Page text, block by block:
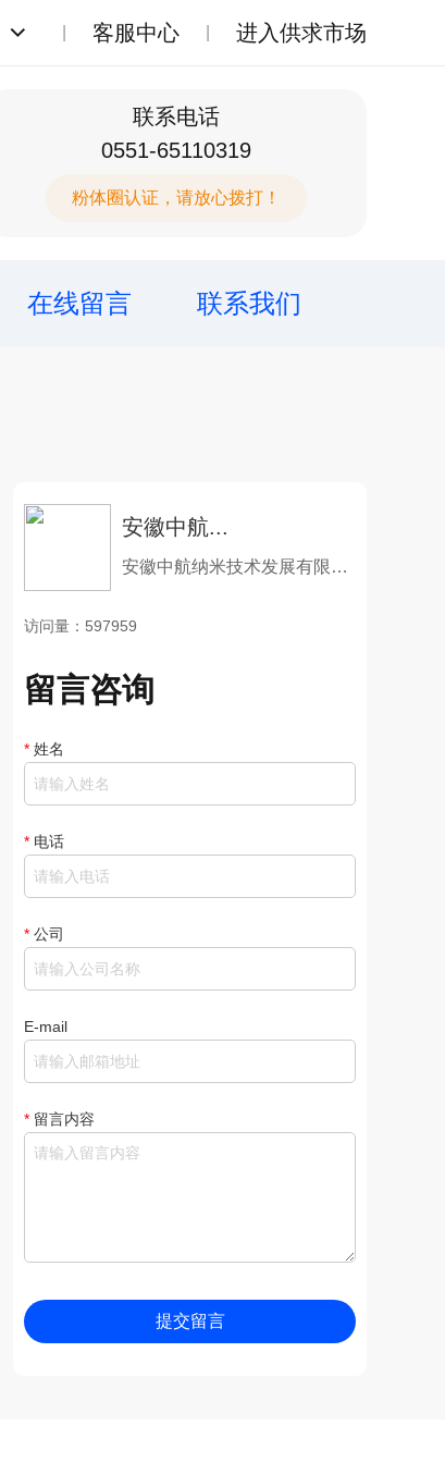
客服中心 进入供求市场
联系电话
0551-65110319
粉体圈认证，请放心拨打！
在线留言 联系我们
安徽中航...
安徽中航纳米技术发展有限公司
访问量：597959
留言咨询
* 姓名
* 电话
* 公司
E-mail
* 留言内容
提交留言